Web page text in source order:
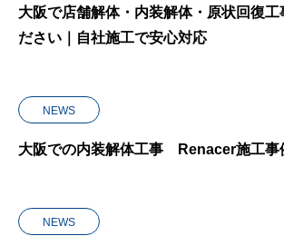
大阪で店舗解体・内装解体・原状回復工
ださい｜自社施工で安心対応
NEWS
大阪での内装解体工事 Renacer施工事
NEWS